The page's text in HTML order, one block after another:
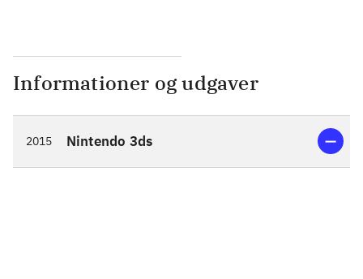
Informationer og udgaver
2015 Nintendo 3ds